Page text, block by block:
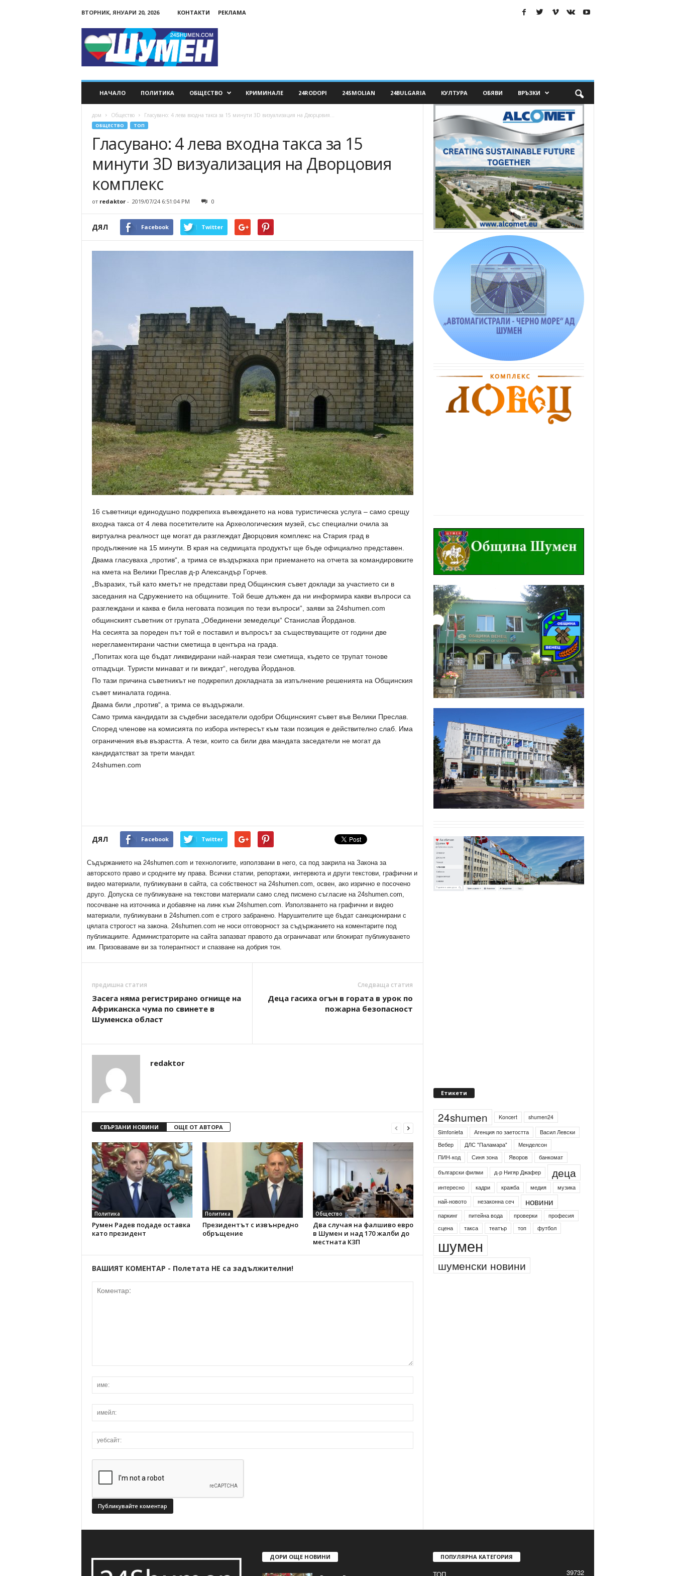
ВТОРНИК, ЯНУАРИ 20, 2026 КОНТАКТИ РЕКЛАМА
НАЧАЛО ПОЛИТИКА ОБЩЕСТВО КРИМИНАЛЕ 24RODOPI 24SMOLIAN 24BULGARIA КУЛТУРА ОБЯВИ ВРЪЗКИ
дом Общество Гласувано: 4 лева входна такса за 15 минути 3D визуализация на Дворцовия...
ОБЩЕСТВО ТОП
Гласувано: 4 лева входна такса за 15
минути 3D визуализация на Дворцовия
комплекс
от redaktor- 2019/07/24 6:51:04 PM 0
ДЯЛ Facebook Twitter
16 съветници единодушно подкрепиха въвеждането на нова туристическа услуга – само срещу
входна такса от 4 лева посетителите на Археологическия музей, със специални очила за
виртуална реалност ще могат да разглеждат Дворцовия комплекс на Стария град в
продължение на 15 минути. В края на седмицата продуктът ще бъде официално представен.
Двама гласуваха „против“, а трима се въздържаха при приемането на отчета за командировките
на кмета на Велики Преслав д-р Александър Горчев.
„Възразих, тъй като кметът не представи пред Общинския съвет доклади за участието си в
заседания на Сдружението на общините. Той беше длъжен да ни информира какви въпроси са
разглеждани и каква е била неговата позиция по тези въпроси“, заяви за 24shumen.com
общинският съветник от групата „Обединени земеделци“ Станислав Йорданов.
На сесията за пореден път той е поставил и въпросът за съществуващите от години две
нерегламентирани частни сметища в центъра на града.
„Попитах кога ще бъдат ликвидирани най-накрая тези сметища, където се трупат тонове
отпадъци. Туристи минават и ги виждат“, негодува Йорданов.
По тази причина съветникът не подкрепил докладната за изпълнение решенията на Общинския
съвет миналата година.
Двама били „против“, а трима се въздържали.
Само трима кандидати за съдебни заседатели одобри Общинският съвет във Велики Преслав.
Според членове на комисията по избора интересът към тази позиция е действително слаб. Има
ограничения във възрастта. А тези, които са били два мандата заседатели не могат да
кандидатстват за трети мандат.
24shumen.com
ДЯЛ Facebook Twitter
Съдържанието на 24shumen.com и технологиите, използвани в него, са под закрила на Закона за
авторското право и сродните му права. Всички статии, репортажи, интервюта и други текстови, графични и
видео материали, публикувани в сайта, са собственост на 24shumen.com, освен, ако изрично е посочено
друго. Допуска се публикуване на текстови материали само след писмено съгласие на 24shumen.com,
посочване на източника и добавяне на линк към 24shumen.com. Използването на графични и видео
материали, публикувани в 24shumen.com е строго забранено. Нарушителите ще бъдат санкционирани с
цялата строгост на закона. 24shumen.com не носи отговорност за съдържанието на коментарите под
публикациите. Администраторите на сайта запазват правото да ограничават или блокират публикуването
им. Призоваваме ви за толерантност и спазване на добрия тон.
предишна статия
Засега няма регистрирано огнище на
Африканска чума по свинете в
Шуменска област
Следваща статия
Деца гасиха огън в гората в урок по
пожарна безопасност
redaktor
СВЪРЗАНИ НОВИНИ ОЩЕ ОТ АВТОРА
Политика
Румен Радев подаде оставка
като президент
Политика
Президентът с извънредно
обръщение
Общество
Два случая на фалшиво евро
в Шумен и над 170 жалби до
местната КЗП
ВАШИЯТ КОМЕНТАР - Полетата НЕ са задължителни!
Етикети
24shumen Koncert
shumen24
Simfonieta
Агенция по заетостта
Васил Левски
Вебер
ДЛС "Паламара"
Менделсон
ПИН-код
Синя зона Яворов
банкомат
български филми
д-р Нигяр Джафер деца
интересно кадри кражба медия
музика
най-новото
незаконна сеч новини
паркинг питейна вода проверки
професия
сцена
такса театър топ футбол
шумен
шуменски новини
ДОРИ ОЩЕ НОВИНИ ПОПУЛЯРНА КАТЕГОРИЯ
39732